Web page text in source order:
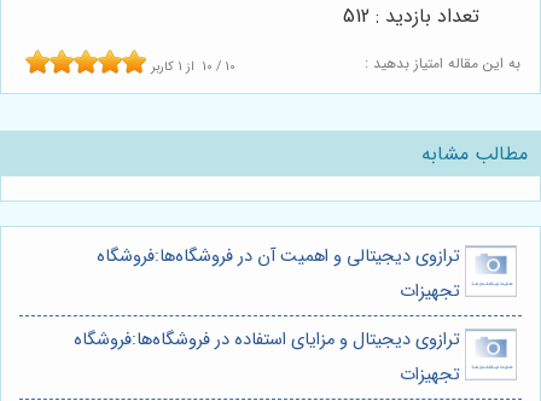
به این مقاله امتیاز بدهید : 10 / 10 از1 کاربر
تعداد بازدید : 512
مطالب مشابه
ترازوی دیجیتالی و اهمیت آن در فروشگاه‌ها:فروشگاه
تجهیزات
ترازوی دیجیتال و مزایای استفاده در فروشگاه‌ها:فروشگاه
تجهیزات